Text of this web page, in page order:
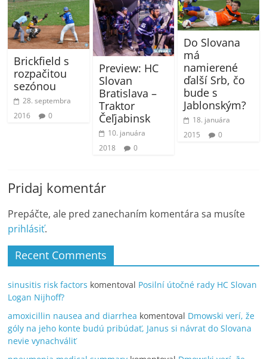
Brickfield s
rozpačitou
sezónou
28. septembra
2016
0
Preview: HC
Slovan
Bratislava –
Traktor
Čeľjabinsk
10. januára
2018
0
Do Slovana
má
namierené
ďalší Srb, čo
bude s
Jablonským?
18. januára
2015
0
Pridaj komentár
Prepáčte, ale pred zanechaním komentára sa musíte
prihlásiť.
Recent Comments
sinusitis risk factors komentoval Posilní útočné rady HC Slovan
Logan Nijhoff?
amoxicillin nausea and diarrhea komentoval Dmowski verí, že
góly na jeho konte budú pribúdať, Janus si návrat do Slovana
nevie vynachváliť